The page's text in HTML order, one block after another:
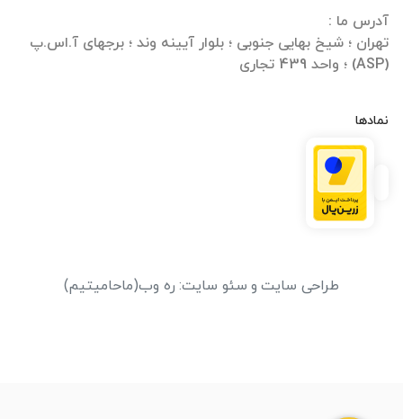
تهران ؛ شیخ بهایی جنوبی ؛ بلوار آیینه وند ؛ برجهای آ.اس.پ
(ASP) ؛ واحد 439 تجاری
نمادها
طراحی سایت و سئو سایت: ره وب(ماحامیتیم)